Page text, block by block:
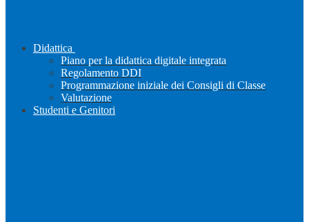
Didattica
Piano per la didattica digitale integrata
Regolamento DDI
Programmazione iniziale dei Consigli di Classe
Valutazione
Studenti e Genitori